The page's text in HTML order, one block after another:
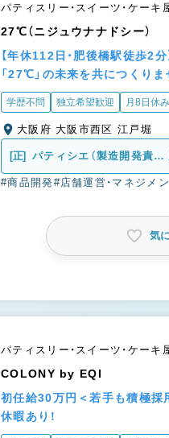
パティスリー・スイーツ・ケーキ
27℃（ニジュウナナドシー）
【年休112日・肥後橋駅徒歩2
「27℃」の未来を共につくり
学歴不問 独立希望歓迎 月8日休み
大阪府 大阪市西区 江戸堀
[正]
パティシエ（製造開発責任
者候補）
#商品開発#店舗運営・マネジメ
気
パティスリー・スイーツ・ケーキ
COLONY by EQI
初任給30万円＜若手も積極採
休暇あり！